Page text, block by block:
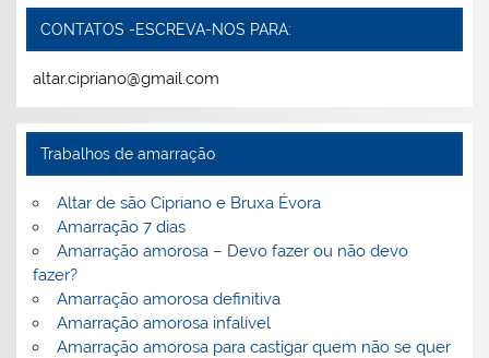
CONTATOS -ESCREVA-NOS PARA:
altar.cipriano@gmail.com
Trabalhos de amarração
Altar de são Cipriano e Bruxa Évora
Amarração 7 dias
Amarração amorosa – Devo fazer ou não devo
fazer?
Amarração amorosa definitiva
Amarração amorosa infalível
Amarração amorosa para castigar quem não se quer